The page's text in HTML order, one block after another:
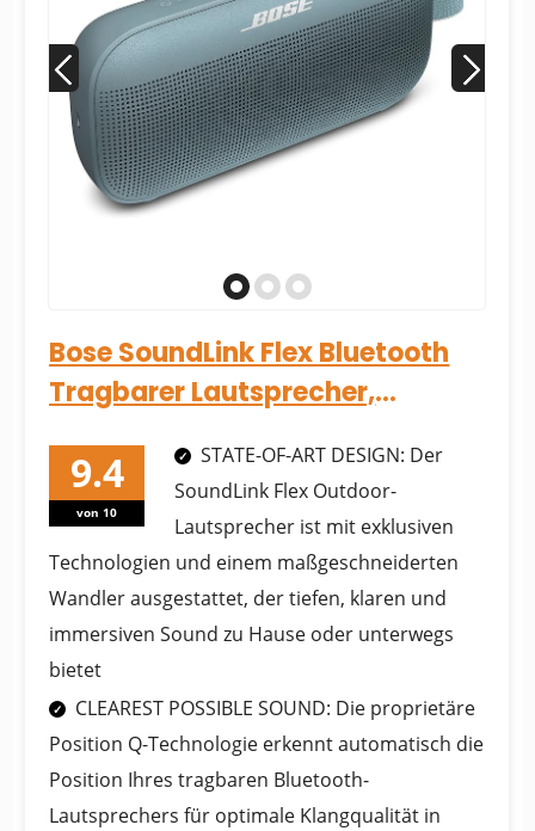
Bose SoundLink Flex Bluetooth
Tragbarer Lautsprecher,
Lautspr...
von 10
STATE-OF-ART DESIGN: Der
SoundLink Flex Outdoor-
Lautsprecher ist mit exklusiven
Technologien und einem maßgeschneiderten
Wandler ausgestattet, der tiefen, klaren und
immersiven Sound zu Hause oder unterwegs
bietet
CLEAREST POSSIBLE SOUND: Die proprietäre
Position Q-Technologie erkennt automatisch die
Position Ihres tragbaren Bluetooth-
Lautsprechers für optimale Klangqualität in